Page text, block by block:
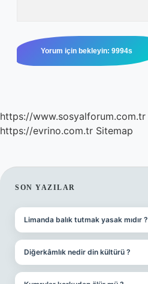
https://www.sosyalforum.com.tr
https://evrino.com.tr Sitemap
SIDEBAR
SON YAZILAR
Limanda balık tutmak yasak mıdır ?
Diğerkâmlık nedir din kültürü ?